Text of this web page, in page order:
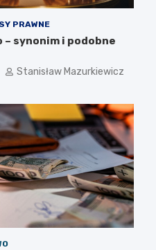
PRAWNE
– synonim i podobne
Stanisław Mazurkiewicz